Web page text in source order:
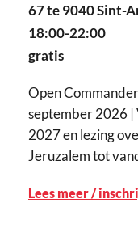
67 te 9040 Sint-
18:00-22:00
gratis
Open
september 2026
2027 en lezing
Jeruzalem tot
Lees meer /